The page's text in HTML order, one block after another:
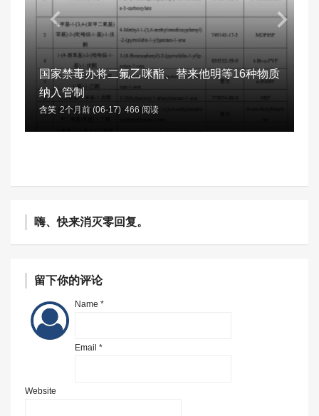
国家禁毒办将二氟乙咪酯、替来他明等16种物质
纳入管制
含笑 2个月前 (06-17) 466 阅读
嗨、快来消灭零回复。
留下你的评论
Name *
Email *
Website